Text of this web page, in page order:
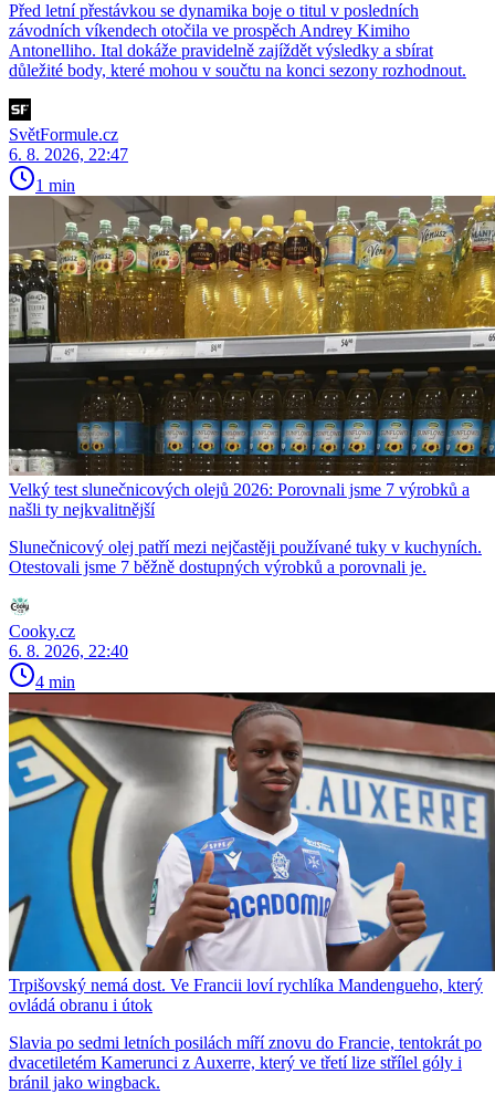
Před letní přestávkou se dynamika boje o titul v posledních
závodních víkendech otočila ve prospěch Andrey Kimiho
Antonelliho. Ital dokáže pravidelně zajíždět výsledky a sbírat
důležité body, které mohou v součtu na konci sezony rozhodnout.
SvětFormule.cz
6. 8. 2026, 22:47
1 min
Velký test slunečnicových olejů 2026: Porovnali jsme 7 výrobků a
našli ty nejkvalitnější
Slunečnicový olej patří mezi nejčastěji používané tuky v kuchyních.
Otestovali jsme 7 běžně dostupných výrobků a porovnali je.
Cooky.cz
6. 8. 2026, 22:40
4 min
Trpišovský nemá dost. Ve Francii loví rychlíka Mandengueho, který
ovládá obranu i útok
Slavia po sedmi letních posilách míří znovu do Francie, tentokrát po
dvacetiletém Kamerunci z Auxerre, který ve třetí lize střílel góly i
bránil jako wingback.